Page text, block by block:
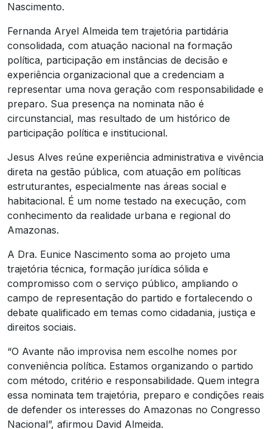
Nascimento.
Fernanda Aryel Almeida tem trajetória partidária
consolidada, com atuação nacional na formação
política, participação em instâncias de decisão e
experiência organizacional que a credenciam a
representar uma nova geração com responsabilidade e
preparo. Sua presença na nominata não é
circunstancial, mas resultado de um histórico de
participação política e institucional.
Jesus Alves reúne experiência administrativa e vivência
direta na gestão pública, com atuação em políticas
estruturantes, especialmente nas áreas social e
habitacional. É um nome testado na execução, com
conhecimento da realidade urbana e regional do
Amazonas.
A Dra. Eunice Nascimento soma ao projeto uma
trajetória técnica, formação jurídica sólida e
compromisso com o serviço público, ampliando o
campo de representação do partido e fortalecendo o
debate qualificado em temas como cidadania, justiça e
direitos sociais.
“O Avante não improvisa nem escolhe nomes por
conveniência política. Estamos organizando o partido
com método, critério e responsabilidade. Quem integra
essa nominata tem trajetória, preparo e condições reais
de defender os interesses do Amazonas no Congresso
Nacional”, afirmou David Almeida.